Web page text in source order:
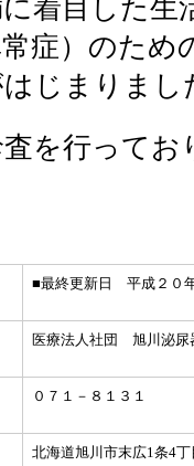
着目した生
症）のため
じまりまし
を行ってお
■最終更新日 平成２０
医療法人社団 旭川泌尿
０７１－８１３１
北海道旭川市末広1条4丁